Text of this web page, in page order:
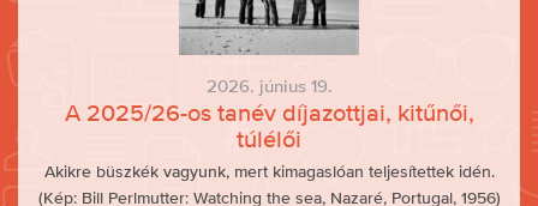
2026. június 19.
A 2025/26-os tanév díjazottjai, kitűnői,
túlélői
Akikre büszkék vagyunk, mert kimagaslóan teljesítettek idén.
(Kép: Bill Perlmutter: Watching the sea, Nazaré, Portugal, 1956)